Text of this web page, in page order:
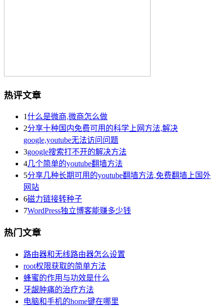
热评文章
1什么是微商,微商怎么做
2分享十种国内免费可用的科学上网方法,解决
google,youtube无法访问问题
3google搜索打不开的解决方法
4几个简单的youtube翻墙方法
5分享几种长期可用的youtube翻墙方法,免费翻墙上国外
网站
6磁力链接转种子
7WordPress独立博客能赚多少钱
热门文章
路由器和无线路由器怎么设置
root权限获取的简单方法
蜂蜜的作用与功效是什么
牙龈肿痛的治疗方法
电脑和手机的home键在哪里